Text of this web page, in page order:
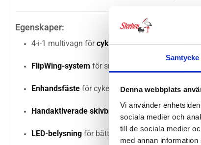
Samtycke
Denna webbplats
Vi använder
sociala medier och
till de sociala medier
med annan
Egenskaper:
4-i-1 multivagn förcykling, promenad, löpning
FlipWing-system för snabb växling mellan
Enhandsfästeför cykelarm – enkelt och säkert
Handaktiverade skivbromsarför full kontroll
LED-belysningför bättre synlighet (drivs av